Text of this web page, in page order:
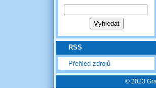
RSS
Přehled zdrojů
© 2023